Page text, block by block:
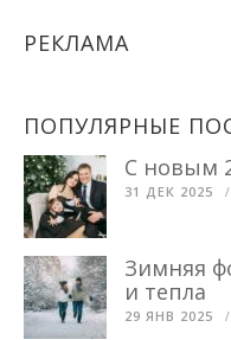
РЕКЛАМА
ПОПУЛЯРНЫЕ
С новым
31 ДЕК 2025
Зимняя
и тепла
29 ЯНВ 2025